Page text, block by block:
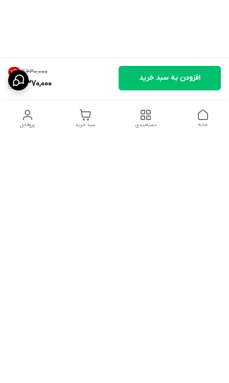
۳٬۶۳۰٬۰۰۰ 7%
3,370,000
افزودن به سبد خرید
پروفایل سبد خرید دسته‌بندی خانه